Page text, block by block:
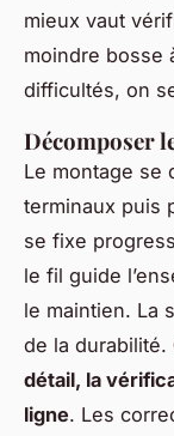
mieux vaut
moindre bosse
difficultés, on
Décomposer
Le montage se
terminaux puis
se fixe
le fil guide
le maintien. La
de la durabilité.
détail, la
ligne. Les